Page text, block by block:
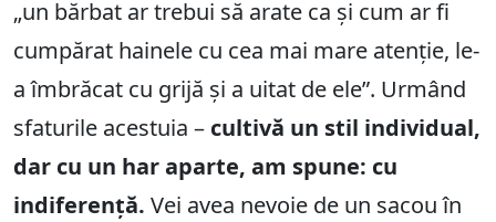
„un bărbat ar trebui să arate ca și cum ar fi
cumpărat hainele cu cea mai mare atenție, le-
a îmbrăcat cu grijă și a uitat de ele”. Urmând
sfaturile acestuia – cultivă un stil individual,
dar cu un har aparte, am spune: cu
indiferență. Vei avea nevoie de un sacou în